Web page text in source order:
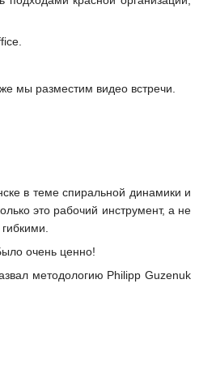
мы разместим видео встречи.
в теме спиральной динамики и
это рабочий инструмент, а не
очень ценно!
методологию Philipp Guzenuk